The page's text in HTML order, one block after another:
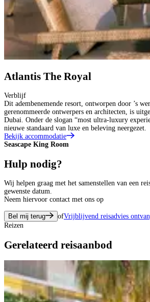
Atlantis The Royal
Verblijf
Dit adembenemende resort, ontworpen door ’s
gerenommeerde ontwerpers en architecten, is
Dubai. Onder de slogan “most ultra-luxury
nieuwe standaard van luxe en beleving neergezet.
Bekijk accommodatie
Seascape King Room
Hulp nodig?
Wij helpen graag met het samenstellen van een
gewenste datum.
Neem hiervoor contact met ons op
Bel mij terug ofVrijblijvend reisadvies
Reizen
Gerelateerd reisaanbod